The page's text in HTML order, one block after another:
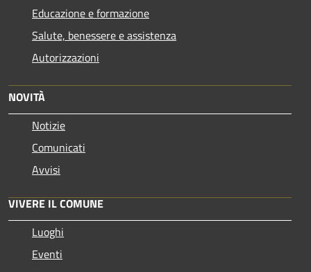
Educazione e formazione
Salute, benessere e assistenza
Autorizzazioni
NOVITÀ
Notizie
Comunicati
Avvisi
VIVERE IL COMUNE
Luoghi
Eventi